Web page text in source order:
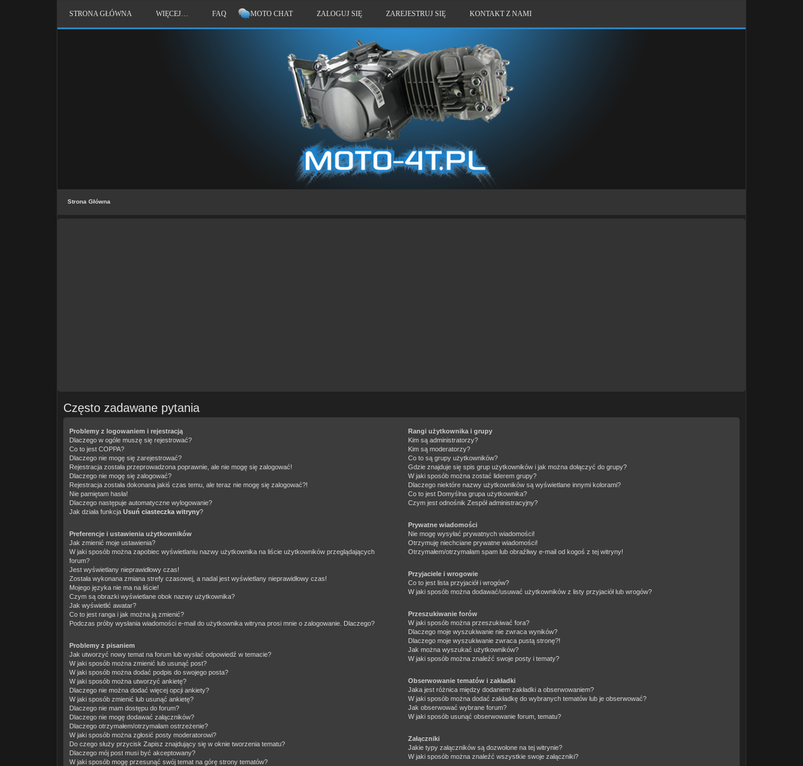
STRONA GŁÓWNA WIĘCEJ… FAQ MOTO CHAT ZALOGUJ SIĘ ZAREJESTRUJ SIĘ KONTAKT Z NAMI
Strona Główna
Często zadawane pytania
Problemy z logowaniem i rejestracją
Dlaczego w ogóle muszę się rejestrować?
Co to jest COPPA?
Dlaczego nie mogę się zarejestrować?
Rejestracja została przeprowadzona poprawnie, ale nie mogę się zalogować!
Dlaczego nie mogę się zalogować?
Rejestracja została dokonana jakiś czas temu, ale teraz nie mogę się zalogować?!
Nie pamiętam hasła!
Dlaczego następuje automatyczne wylogowanie?
Jak działa funkcja Usuń ciasteczka witryny?
Preferencje i ustawienia użytkowników
Jak zmienić moje ustawienia?
W jaki sposób można zapobiec wyświetlaniu nazwy użytkownika na liście użytkowników przeglądających
forum?
Jest wyświetlany nieprawidłowy czas!
Została wykonana zmiana strefy czasowej, a nadal jest wyświetlany nieprawidłowy czas!
Mojego języka nie ma na liście!
Czym są obrazki wyświetlane obok nazwy użytkownika?
Jak wyświetlić awatar?
Co to jest ranga i jak można ją zmienić?
Podczas próby wysłania wiadomości e-mail do użytkownika witryna prosi mnie o zalogowanie. Dlaczego?
Problemy z pisaniem
Jak utworzyć nowy temat na forum lub wysłać odpowiedź w temacie?
W jaki sposób można zmienić lub usunąć post?
W jaki sposób można dodać podpis do swojego posta?
W jaki sposób można utworzyć ankietę?
Dlaczego nie można dodać więcej opcji ankiety?
W jaki sposób zmienić lub usunąć ankietę?
Dlaczego nie mam dostępu do forum?
Dlaczego nie mogę dodawać załączników?
Dlaczego otrzymałem/otrzymałam ostrzeżenie?
W jaki sposób można zgłosić posty moderatorowi?
Do czego służy przycisk Zapisz znajdujący się w oknie tworzenia tematu?
Dlaczego mój post musi być akceptowany?
W jaki sposób mogę przesunąć swój temat na górę strony tematów?
Rangi użytkownika i grupy
Kim są administratorzy?
Kim są moderatorzy?
Co to są grupy użytkowników?
Gdzie znajduje się spis grup użytkowników i jak można dołączyć do grupy?
W jaki sposób można zostać liderem grupy?
Dlaczego niektóre nazwy użytkowników są wyświetlane innymi kolorami?
Co to jest Domyślna grupa użytkownika?
Czym jest odnośnikZespół administracyjny?
Prywatne wiadomości
Nie mogę wysyłać prywatnych wiadomości!
Otrzymuję niechciane prywatne wiadomości!
Otrzymałem/otrzymałam spam lub obraźliwy e-mail od kogoś z tej witryny!
Przyjaciele i wrogowie
Co to jest lista przyjaciół i wrogów?
W jaki sposób można dodawać/usuwać użytkowników z listy przyjaciół lub wrogów?
Przeszukiwanie forów
W jaki sposób można przeszukiwać fora?
Dlaczego moje wyszukiwanie nie zwraca wyników?
Dlaczego moje wyszukiwanie zwraca pustą stronę?!
Jak można wyszukać użytkowników?
W jaki sposób można znaleźć swoje posty i tematy?
Obserwowanie tematów i zakładki
Jaka jest różnica między dodaniem zakładki a obserwowaniem?
W jaki sposób można dodać zakładkę do wybranych tematów lub je obserwować?
Jak obserwować wybrane forum?
W jaki sposób usunąć obserwowanie forum, tematu?
Załączniki
Jakie typy załączników są dozwolone na tej witrynie?
W jaki sposób można znaleźć wszystkie swoje załączniki?